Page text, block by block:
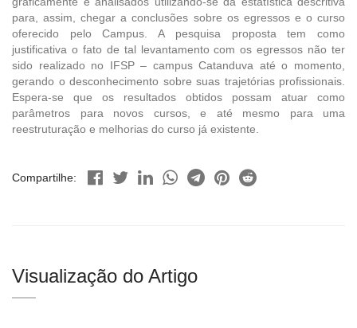
para, assim, chegar a conclusões sobre os egressos e o curso
oferecido pelo Campus. A pesquisa proposta tem como
justificativa o fato de tal levantamento com os egressos não ter
sido realizado no IFSP – campus Catanduva até o momento,
gerando o desconhecimento sobre suas trajetórias profissionais.
Espera-se que os resultados obtidos possam atuar como
parâmetros para novos cursos, e até mesmo para uma
reestruturação e melhorias do curso já existente.
Compartilhe:
Visualização do Artigo